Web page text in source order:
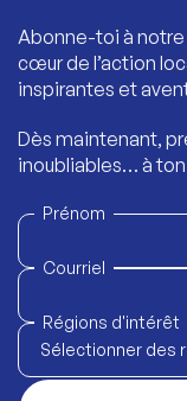
Abonne-toi à
cœur de l’action
inspirantes et
Dès maintenant,
inoubliables… à
Prénom
Courriel
Régions d'intérêt
Sélectionner des